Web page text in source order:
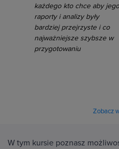
każdego kto chce aby jego
raporty i analizy były
bardziej przejrzyste i co
najważniejsze szybsze w
przygotowaniu
Zobacz
W tym kursie poznasz